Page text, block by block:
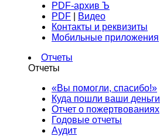
PDF-архив Ъ
PDF
Видео
Контакты и реквизиты
Мобильные приложения
Отчеты
Отчеты
«Вы помогли, спасибо!»
Куда пошли ваши деньги
Отчет о пожертвованиях
Годовые отчеты
Аудит